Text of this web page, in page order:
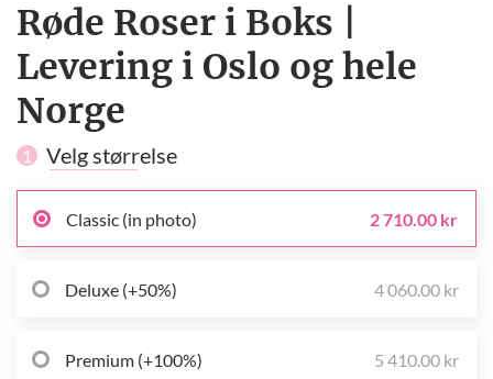
Røde Roser i Boks |
Levering i Oslo og hele
Norge
1 Velg størrelse
Classic (in photo) 2 710.00 kr
Deluxe (+50%) 4 060.00 kr
Premium (+100%) 5 410.00 kr